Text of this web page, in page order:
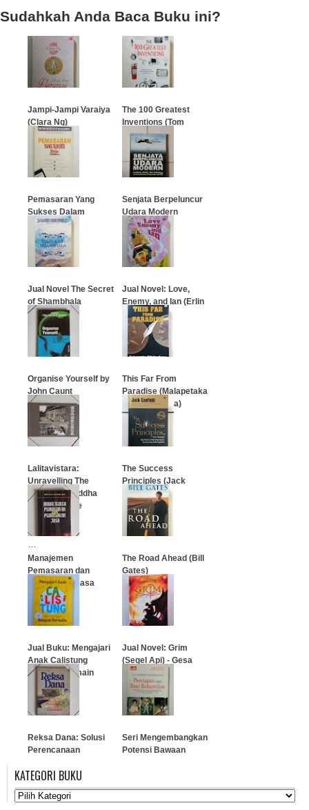
Sudahkah Anda Baca Buku ini?
Jampi-Jampi Varaiya
(Clara Ng)
The 100 Greatest
Inventions (Tom
Philbin)
…
Pemasaran Yang
Sukses Dalam
Sepekan
…
Senjata Berpeluncur
Udara Modern
…
Jual Novel The Secret
of Shambhala
Jual Novel: Love,
Enemy, and Ian (Erlin
Cahyadi)
…
Organise Yourself by
John Caunt
This Far From
Paradise (Malapetaka
di Pulau Surga)
Lalitavistara:
Unravelling The
Reliefs of Buddha
Gotama's Life
(Borobudur)
The Success
Principles (Jack
Canfield)
…
Manajemen
Pemasaran dan
Pemasaran Jasa
The Road Ahead (Bill
Gates)
…
Jual Buku: Mengajari
Anak Calistung
Dengan Bermain
Jual Novel: Grim
(Segel Api) - Gesa
Schwartz
…
Reksa Dana: Solusi
Perencanaan
Modern
…
Seri Mengembangkan
Potensi Bawaan
…
KATEGORI BUKU